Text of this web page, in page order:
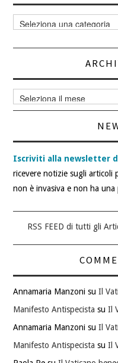
Categorie
articoli
Archivi
articoli
Iscriviti alla newsletter
ricevere notizie sugli articoli
non è invasiva e non ha una
RSS FEED di tutti gli
Annamaria Manzoni suIl
Manifesto Antispecista suIl
Annamaria Manzoni suIl
Manifesto Antispecista suIl